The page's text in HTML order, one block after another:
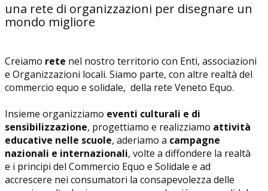
una rete di organizzazioni per disegnare un
mondo migliore
Creiamo rete nel nostro territorio con Enti, associazioni
e Organizzazioni locali. Siamo parte, con altre realtà del
commercio equo e solidale, della rete Veneto Equo.
Insieme organizziamo eventi culturali e di
sensibilizzazione, progettiamo e realizziamo attività
educative nelle scuole, aderiamo a campagne
nazionali e internazionali, volte a diffondere la realtà
e i principi del Commercio Equo e Solidale e ad
accrescere nei consumatori la consapevolezza delle